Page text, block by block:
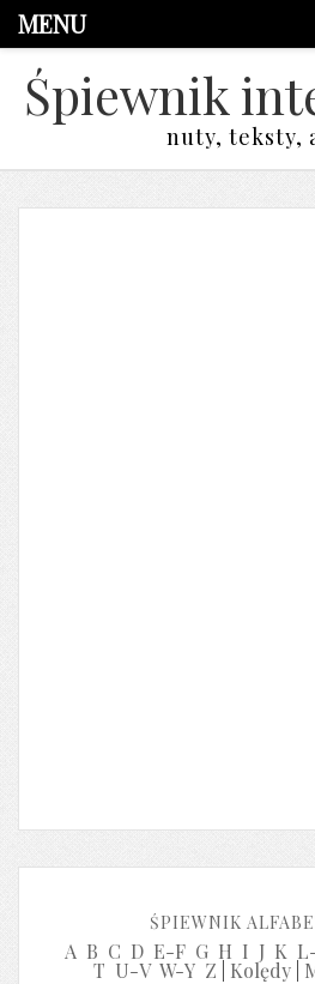
MENU
Śpiewnik
nuty, teksty,
ŚPIEWNIK
A B C D E-F G H I J K
T U-V W-Y Z Kolędy